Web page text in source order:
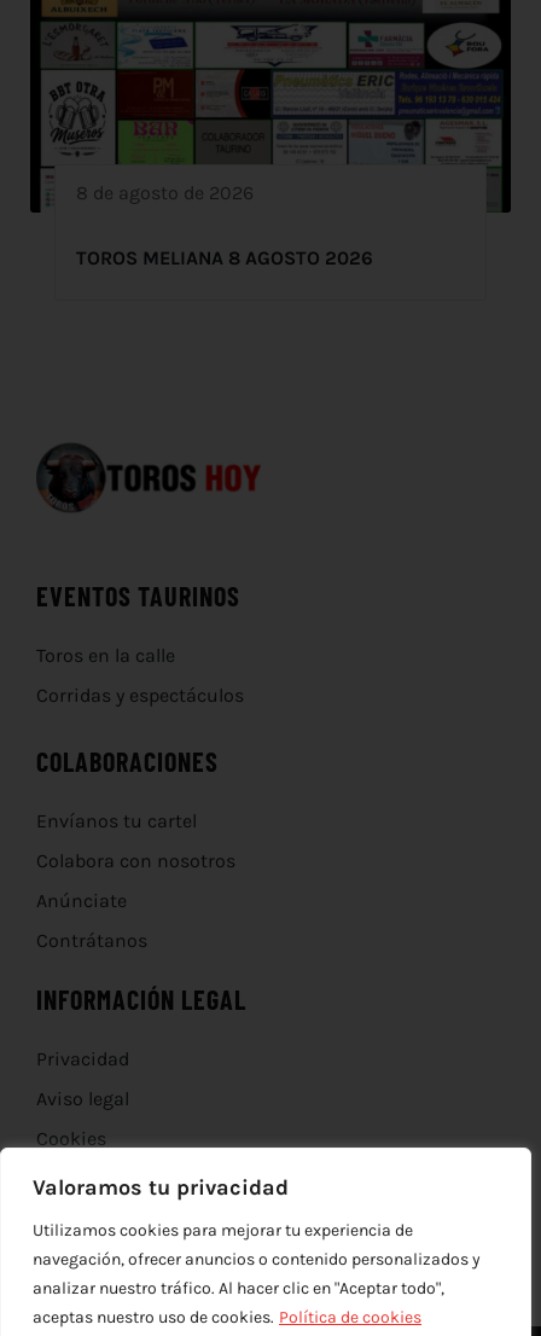
Valoramos tu privacidad
Utilizamos cookies para mejorar tu experiencia de
navegación, ofrecer anuncios o contenido personalizados y
analizar nuestro tráfico. Al hacer clic en "Aceptar todo",
aceptas nuestro uso de cookies. Política de cookies
8 de agosto de 2026
TOROS MELIANA 8 AGOSTO 2026
EVENTOS TAURINOS
Toros en la calle
Corridas y espectáculos
COLABORACIONES
Envíanos tu cartel
Colabora con nosotros
Anúnciate
Contrátanos
INFORMACIÓN LEGAL
Privacidad
Aviso legal
Cookies
Devoluciones